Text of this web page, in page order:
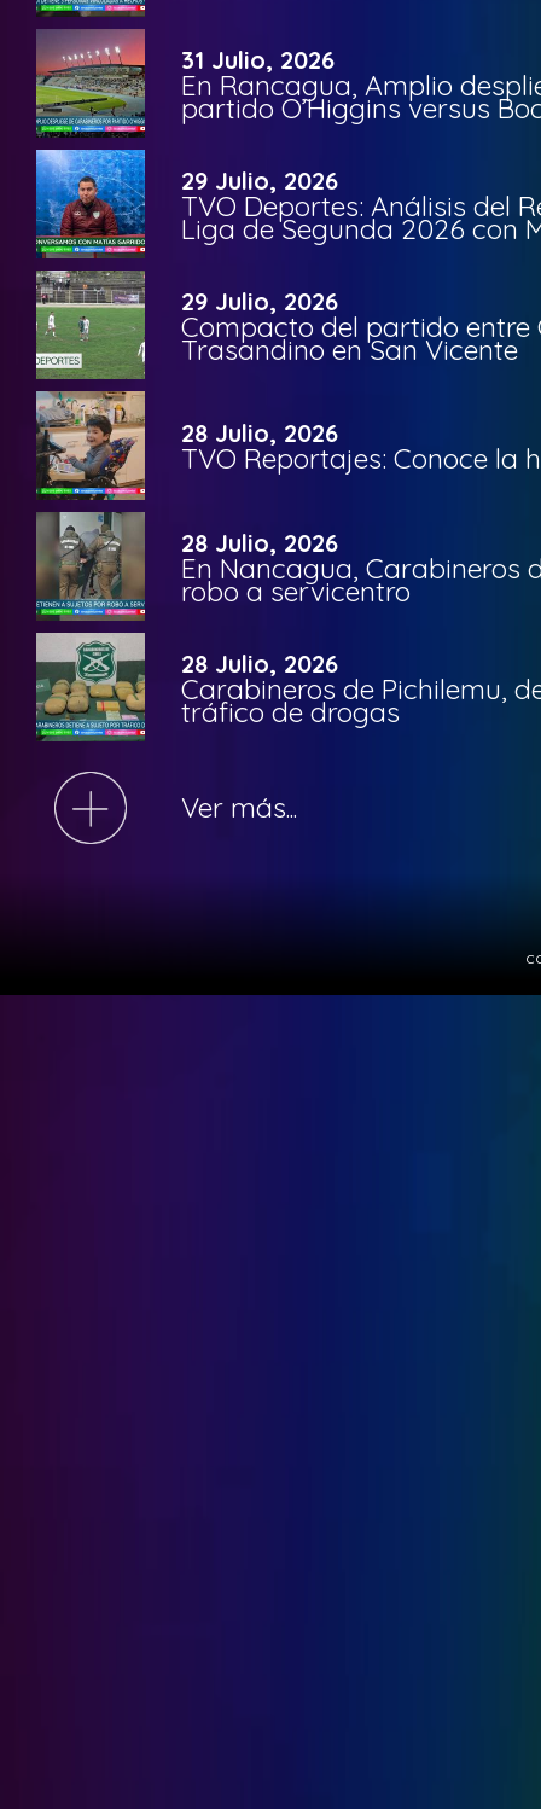
31 Julio, 2026
En Rancagua, Amplio
partido O’Higgins versus
29 Julio, 2026
TVO Deportes: Análisis del
Liga de Segunda 2026 con
29 Julio, 2026
Compacto del partido entre
Trasandino en San Vicente
28 Julio, 2026
TVO Reportajes: Conoce la
28 Julio, 2026
En Nancagua, Carabineros
robo a servicentro
28 Julio, 2026
Carabineros de Pichilemu,
tráfico de drogas
Ver más...